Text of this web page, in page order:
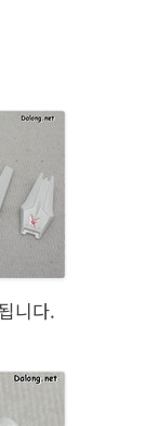
니다.